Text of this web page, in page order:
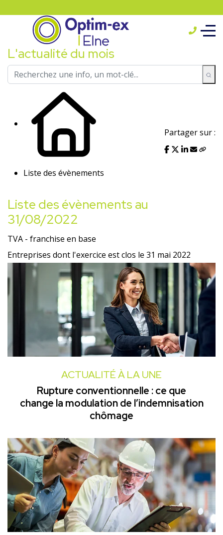
L'actualité du mois
Liste des évènements
Partager sur :
Liste des évènements au
31/08/2022
TVA - franchise en base
Entreprises dont l'exercice est clos le 31 mai 2022
ACTUALITÉ À LA UNE
Rupture conventionnelle : ce que
change la modulation de l’indemnisation
chômage